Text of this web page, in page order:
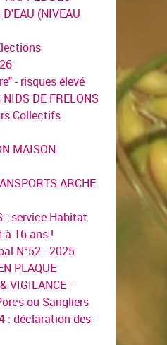
(NIVEAU
- risques élevé
DE FRELONS
Collectifs
MAISON
ARCHE
: service Habitat
à 16 ans !
N°52 - 2025
PLAQUE
VIGILANCE -
ou Sangliers
: déclaration des